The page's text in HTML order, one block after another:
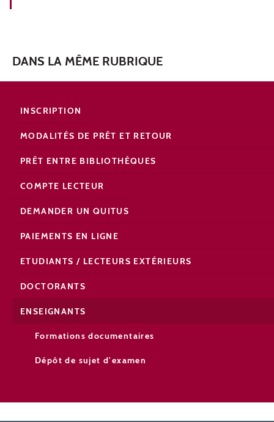
DANS LA MÊME RUBRIQUE
INSCRIPTION
MODALITÉS DE PRÊT ET RETOUR
PRÊT ENTRE BIBLIOTHÈQUES
COMPTE LECTEUR
DEMANDER UN QUITUS
PAIEMENTS EN LIGNE
ETUDIANTS / LECTEURS EXTÉRIEURS
DOCTORANTS
ENSEIGNANTS
Formations documentaires
Dépôt de sujet d'examen